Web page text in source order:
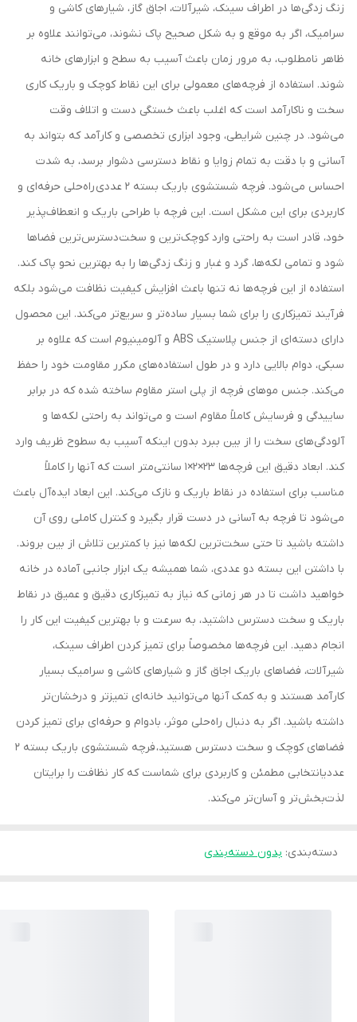
زنگ زدگی‌ها در اطراف سینک، شیرآلات، اجاق گاز، شیارهای کاشی و
سرامیک، اگر به موقع و به شکل صحیح پاک نشوند، می‌توانند علاوه بر
ظاهر نامطلوب، به مرور زمان باعث آسیب به سطح و ابزارهای خانه
شوند. استفاده از فرچه‌های معمولی برای این نقاط کوچک و باریک کاری
سخت و ناکارآمد است که اغلب باعث خستگی دست و اتلاف وقت
می‌شود. در چنین شرایطی، وجود ابزاری تخصصی و کارآمد که بتواند به
آسانی و با دقت به تمام زوایا و نقاط دسترسی دشوار برسد، به شدت
احساس می‌شود. فرچه شستشوی باریک بسته 2 عددی راه‌حلی حرفه‌ای و
کاربردی برای این مشکل است. این فرچه با طراحی باریک و انعطاف‌پذیر
خود، قادر است به راحتی وارد کوچک‌ترین و سخت‌دسترس‌ترین فضاها
شود و تمامی لکه‌ها، گرد و غبار و زنگ زدگی‌ها را به بهترین نحو پاک کند.
استفاده از این فرچه‌ها نه تنها باعث افزایش کیفیت نظافت می‌شود بلکه
فرآیند تمیزکاری را برای شما بسیار ساده‌تر و سریع‌تر می‌کند. این محصول
دارای دسته‌ای از جنس پلاستیک ABS و آلومینیوم است که علاوه بر
سبکی، دوام بالایی دارد و در طول استفاده‌های مکرر مقاومت خود را حفظ
می‌کند. جنس موهای فرچه از پلی استر مقاوم ساخته شده که در برابر
ساییدگی و فرسایش کاملاً مقاوم است و می‌تواند به راحتی لکه‌ها و
آلودگی‌های سخت را از بین ببرد بدون اینکه آسیب به سطوح ظریف وارد
کند. ابعاد دقیق این فرچه‌ها 23×2×1 سانتی‌متر است که آنها را کاملاً
مناسب برای استفاده در نقاط باریک و نازک می‌کند. این ابعاد ایده‌آل باعث
می‌شود تا فرچه به آسانی در دست قرار بگیرد و کنترل کاملی روی آن
داشته باشید تا حتی سخت‌ترین لکه‌ها نیز با کمترین تلاش از بین بروند.
با داشتن این بسته دو عددی، شما همیشه یک ابزار جانبی آماده در خانه
خواهید داشت تا در هر زمانی که نیاز به تمیزکاری دقیق و عمیق در نقاط
باریک و سخت دسترس داشتید، به سرعت و با بهترین کیفیت این کار را
انجام دهید. این فرچه‌ها مخصوصاً برای تمیز کردن اطراف سینک،
شیرآلات، فضاهای باریک اجاق گاز و شیارهای کاشی و سرامیک بسیار
کارآمد هستند و به کمک آنها می‌توانید خانه‌ای تمیزتر و درخشان‌تر
داشته باشید. اگر به دنبال راه‌حلی موثر، بادوام و حرفه‌ای برای تمیز کردن
فضاهای کوچک و سخت دسترس هستید، فرچه شستشوی باریک بسته 2
عددیانتخابی مطمئن و کاربردی برای شماست که کار نظافت را برایتان
لذت‌بخش‌تر و آسان‌تر می‌کند.
دسته‌بندی: بدون دسته‌بندی